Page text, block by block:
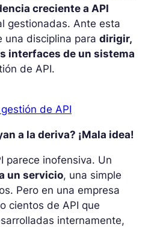
creciente a API
gestionadas. Ante esta
una disciplina para dirigir,
interfaces de un sistema
de API.
de API
a la deriva? ¡Mala idea!
parece inofensiva. Un
un servicio, una simple
Pero en una empresa
cientos de API que
internamente,